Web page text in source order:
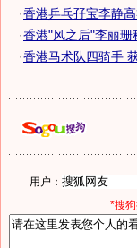
·香港乒乓孖宝李静
·香港"风之后"李丽
·香港马术队四骑手
用户：
*搜